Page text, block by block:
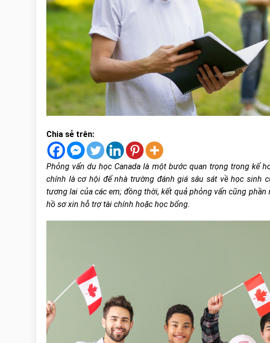
Chia sẻ trên:
Phỏng vấn du học Canada là một bước quan trọng trong kế
chính là cơ hội để nhà trường đánh giá sâu sát về học sinh
tương lai của các em; đồng thời, kết quả phỏng vấn cũng
hồ sơ xin hỗ trợ tài chính hoặc học bổng.